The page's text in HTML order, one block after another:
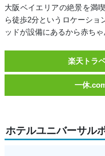
大阪ベイエリアの絶景を満
ら徒歩2分というロケーショ
ッドが設備にあるから赤ち
楽天トラ
一休
ホテルユニバーサル